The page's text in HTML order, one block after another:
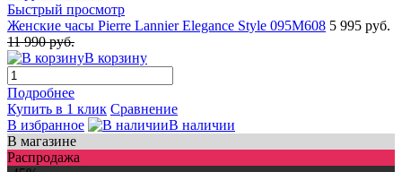
Быстрый просмотр
Женские часы Pierre Lannier Elegance Style 095M608 5 995 руб.
11 990 руб.
В корзину
Подробнее
Купить в 1 клик Сравнение
В избранное
В наличии
В магазине
Распродажа